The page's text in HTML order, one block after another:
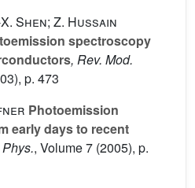
Shen; Z. Hussain
spectroscopy
, Rev. Mod.
p. 473
Photoemission
early days to recent
, Volume 7 (2005), p.